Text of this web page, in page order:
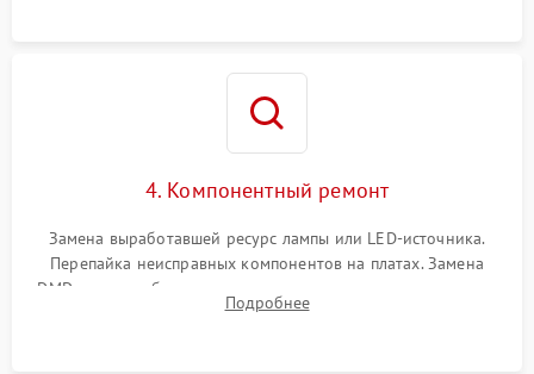
4. Компонентный ремонт
Замена выработавшей ресурс лампы или LED-источника.
Перепайка неисправных компонентов на платах. Замена
DMD-чипа при битых пикселях, установка нового цветового
колеса или восстановление сгоревших поляризационных
Подробнее